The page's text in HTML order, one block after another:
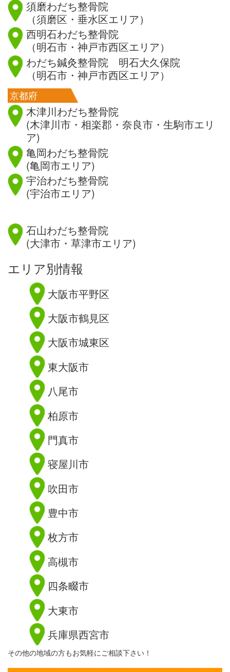
須磨わだち整骨院
（須磨区・垂水区エリア）
西明石わだち整骨院
（明石市・神戸市西区エリア）
わだち鍼灸整骨院 明石大久保院
（明石市・神戸市西区エリア）
京都府
木津川わだち整骨院
(木津川市・相楽郡・奈良市・生駒市エリ
ア)
亀岡わだち整骨院
(亀岡市エリア)
宇治わだち整骨院
(宇治市エリア)
石山わだち整骨院
(大津市・草津市エリア)
エリア別情報
大阪市平野区
大阪市鶴見区
大阪市城東区
東大阪市
八尾市
柏原市
門真市
寝屋川市
吹田市
豊中市
枚方市
高槻市
四条畷市
大東市
兵庫県西宮市
その他の地域の方もお気軽にご相談下さい！